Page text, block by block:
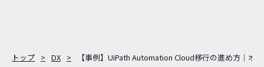
トップ DX 【事例】UiPath Automation Cloud移行の進め方｜